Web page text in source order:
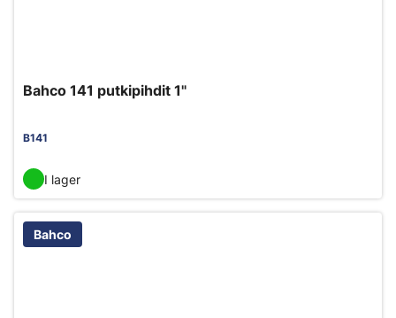
Bahco 141 putkipihdit 1"
B141
I lager
Bahco